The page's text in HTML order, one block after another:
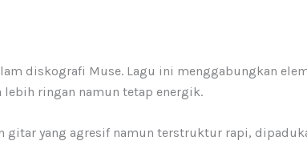
diskografi Muse. Lagu ini menggabungkan
lebih ringan namun tetap energik.
gitar yang agresif namun terstruktur rapi,